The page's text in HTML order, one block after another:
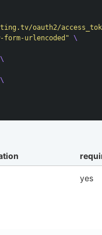
oauth2/
form-urlencoded" \
\
\
yes